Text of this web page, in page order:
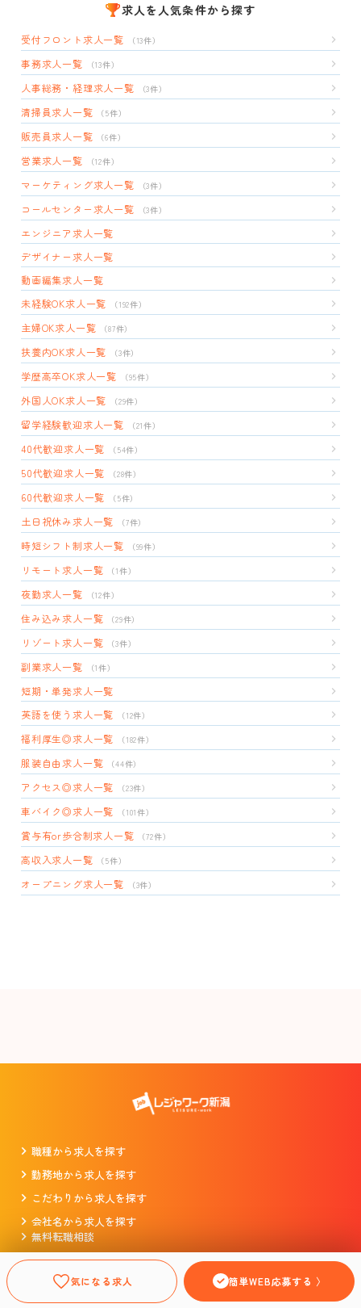
求人を人気条件から探す
受付フロント求人一覧 （13件）
事務求人一覧 （13件）
人事総務・経理求人一覧 （3件）
清掃員求人一覧 （5件）
販売員求人一覧 （6件）
営業求人一覧 （12件）
マーケティング求人一覧 （3件）
コールセンター求人一覧 （3件）
エンジニア求人一覧
デザイナー求人一覧
動画編集求人一覧
未経験OK求人一覧
（192件）
主婦OK求人一覧 （87件）
扶養内OK求人一覧 （3件）
学歴高卒OK求人一覧 （95件）
外国人OK求人一覧 （29件）
留学経験歓迎求人一覧 （21件）
40代歓迎求人一覧 （54件）
50代歓迎求人一覧 （28件）
60代歓迎求人一覧 （5件）
土日祝休み求人一覧 （7件）
時短シフト制求人一覧 （99件）
リモート求人一覧 （1件）
夜勤求人一覧 （12件）
住み込み求人一覧 （29件）
リゾート求人一覧 （3件）
副業求人一覧 （1件）
短期・単発求人一覧
英語を使う求人一覧
（12件）
福利厚生◎求人一覧 （182件）
服装自由求人一覧 （44件）
アクセス◎求人一覧 （23件）
車バイク◎求人一覧 （101件）
賞与有or歩合制求人一覧 （72件）
高収入求人一覧 （5件）
オープニング求人一覧 （3件）
気になる求人 簡単WEB応募する 〉
職種から求人を探す
勤務地から求人を探す
こだわりから求人を探す
会社名から求人を探す
無料転職相談
掲載をお考えの企業様
プライバシーポリシー